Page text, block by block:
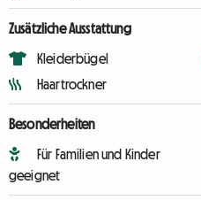
Zusätzliche Ausstattung
Kleiderbügel
Haartrockner
Besonderheiten
Für Familien und Kinder
geeignet